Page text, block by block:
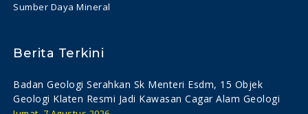
Sumber Daya Mineral
Berita Terkini
Badan Geologi Serahkan Sk Menteri Esdm, 15 Objek
Geologi Klaten Resmi Jadi Kawasan Cagar Alam Geologi